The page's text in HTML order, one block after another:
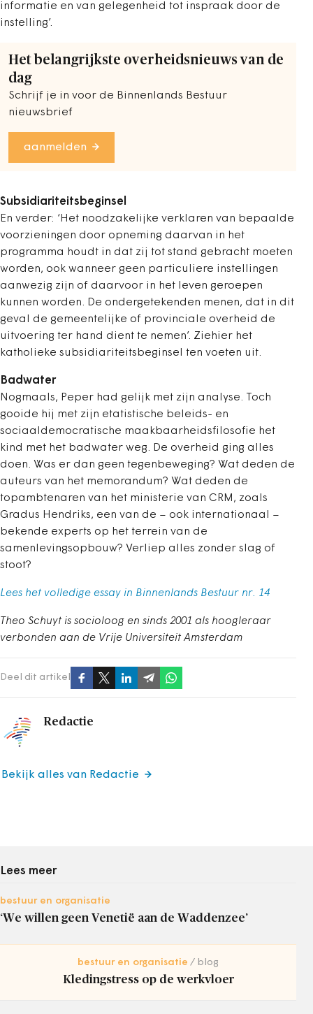
informatie en van gelegenheid tot inspraak door de
instelling’.
Het belangrijkste overheidsnieuws van de
dag
Schrijf je in voor de Binnenlands Bestuur
nieuwsbrief
aanmelden
Subsidiariteitsbeginsel
En verder: ‘Het noodzakelijke verklaren van bepaalde
voorzieningen door opneming daarvan in het
programma houdt in dat zij tot stand gebracht moeten
worden, ook wanneer geen particuliere instellingen
aanwezig zijn of daarvoor in het leven geroepen
kunnen worden. De ondergetekenden menen, dat in dit
geval de gemeentelijke of provinciale overheid de
uitvoering ter hand dient te nemen’. Ziehier het
katholieke subsidiariteitsbeginsel ten voeten uit.
Badwater
Nogmaals, Peper had gelijk met zijn analyse. Toch
gooide hij met zijn etatistische beleids- en
sociaaldemocratische maakbaarheidsfilosofie het
kind met het badwater weg. De overheid ging alles
doen. Was er dan geen tegenbeweging? Wat deden de
auteurs van het memorandum? Wat deden de
topambtenaren van het ministerie van CRM, zoals
Gradus Hendriks, een van de – ook internationaal –
bekende experts op het terrein van de
samenlevingsopbouw? Verliep alles zonder slag of
stoot?
Lees het volledige essay in Binnenlands Bestuur nr. 14
Theo Schuyt is socioloog en sinds 2001 als hoogleraar
verbonden aan de Vrije Universiteit Amsterdam
Deel dit artikel
Redactie
Bekijk alles van Redactie
Lees meer
bestuur en organisatie
‘We willen geen Venetië aan de Waddenzee’
bestuur en organisatie blog
Kledingstress op de werkvloer